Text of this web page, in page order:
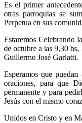
Es el primer
otras parroquias se
Perpetua en sus
Estaremos Celebrando
de octubre a las 9,30
Guillermo José Garlatti.
Esperamos que
oraciones, para que
permanente y para
Jesús con el mismo
Unidos en Cristo y en